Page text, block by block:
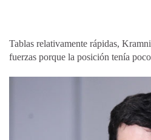
Tablas relativamente rápidas,
fuerzas porque la posición tenía